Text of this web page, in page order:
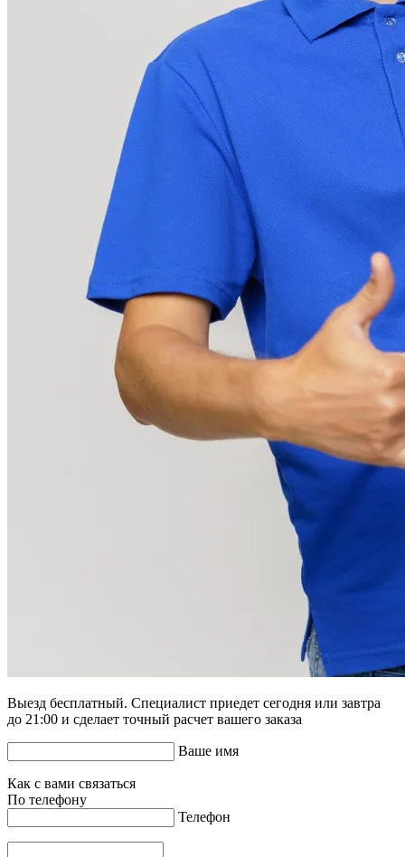
Выезд бесплатный. Специалист приедет сегодня или завтра
до 21:00 и сделает точный расчет вашего заказа
Ваше имя
Как с вами связаться
По телефону
Телефон